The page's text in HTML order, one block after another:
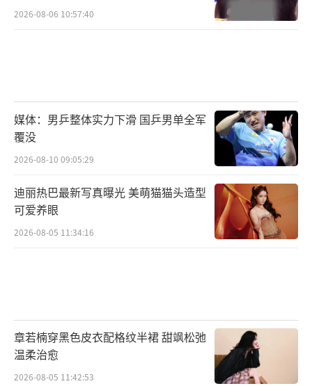
DEPARTMENT》上线后,网易云音乐将开展一
系列线上活动助推Taylor Swift在平台的热度。
行榜,获得站内限定头像框、表情包等权益。除
此之外,网易云音乐还将推出新专内容解读向主
题H5策划,解读曲目的特别寓意,邀听众一起,走
进Taylor Swift的音乐世界。
网易云音乐欧美音乐氛围浓厚,是欧美音乐
在中国最佳宣发平台之一。Taylor Swift此前单
万。作为国内欧美音乐氛围最浓厚的社区,网易
云音乐汇聚了中国最多的欧美音乐爱好者,也不
断吸引优秀的欧美艺人入驻,并以网易云音乐为
2026-08-06 10:57:40
媒体：男乒整体实力下滑 国乒男单全军
覆没
2026-08-10 09:05:29
迪丽热巴最新写真曝光 美萌猫猫头造型
可爱养眼
2026-08-05 11:34:16
章若楠穿黑色皮衣配格纹半裙 甜飒松弛
温柔治愈
2026-08-05 11:42:53